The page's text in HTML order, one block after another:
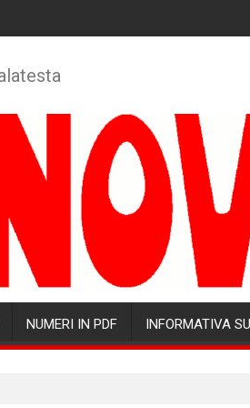
NUMERI IN PDF INFORMATIVA